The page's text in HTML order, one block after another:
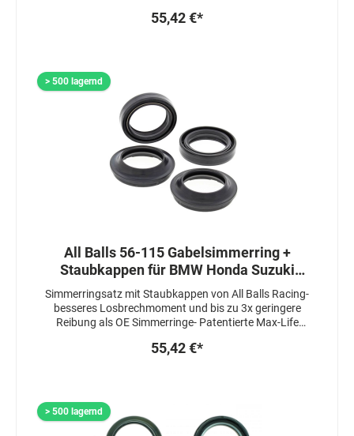
Simmerringe sind 3 fach gedichtet
55,42 €*
> 500 lagernd
All Balls 56-115 Gabelsimmerring +
Staubkappen für BMW Honda Suzuki
Yamaha 35x48x11mm
Simmerringsatz mit Staubkappen von All Balls Racing-
besseres Losbrechmoment und bis zu 3x geringere
Reibung als OE Simmerringe- Patentierte Max-Life
erhöht- Simmerringe sind 3 fach gedichtet-
55,42 €*
> 500 lagernd